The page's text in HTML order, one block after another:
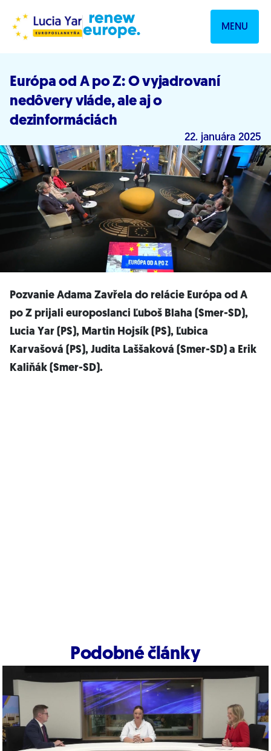
MENU
Európa od A po Z: O vyjadrovaní
nedôvery vláde, ale aj o
dezinformáciách
22. januára 2025
Pozvanie Adama Zavřela do relácie Európa od A
po Z prijali europoslanci Ľuboš Blaha (Smer-SD),
Lucia Yar (PS), Martin Hojsík (PS), Ľubica
Karvašová (PS), Judita Laššaková (Smer-SD) a Erik
Kaliňák (Smer-SD).
Podobné články